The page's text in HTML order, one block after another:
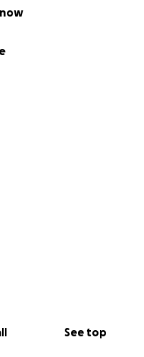
See top